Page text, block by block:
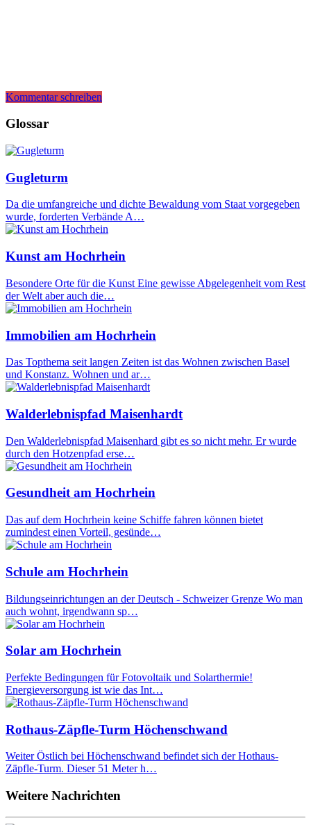
Kommentar schreiben
Glossar
Gugleturm
Da die umfangreiche und dichte Bewaldung vom Staat vorgegeben
wurde, forderten Verbände A…
Kunst am Hochrhein
Besondere Orte für die Kunst Eine gewisse Abgelegenheit vom Rest
der Welt aber auch die…
Immobilien am Hochrhein
Das Topthema seit langen Zeiten ist das Wohnen zwischen Basel
und Konstanz. Wohnen und ar…
Walderlebnispfad Maisenhardt
Den Walderlebnispfad Maisenhard gibt es so nicht mehr. Er wurde
durch den Hotzenpfad erse…
Gesundheit am Hochrhein
Das auf dem Hochrhein keine Schiffe fahren können bietet
zumindest einen Vorteil, gesünde…
Schule am Hochrhein
Bildungseinrichtungen an der Deutsch - Schweizer Grenze Wo man
auch wohnt, irgendwann sp…
Solar am Hochrhein
Perfekte Bedingungen für Fotovoltaik und Solarthermie!
Energieversorgung ist wie das Int…
Rothaus-Zäpfle-Turm Höchenschwand
Weiter Östlich bei Höchenschwand befindet sich der Hothaus-
Zäpfle-Turm. Dieser 51 Meter h…
Weitere Nachrichten